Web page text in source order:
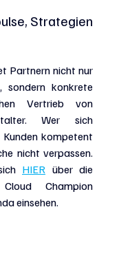
Strategien
Partnern nicht nur
sondern konkrete
Vertrieb von
Wer sich
kompetent
nicht verpassen.
HIER über die
Champion
einsehen.